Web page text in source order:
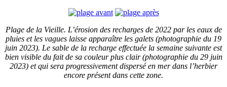
Plage de la Vieille. L’érosion des recharges de 2022 par les eaux de
pluies et les vagues laisse apparaître les galets (photographie du 19
juin 2023). Le sable de la recharge effectuée la semaine suivante est
bien visible du fait de sa couleur plus clair (photographie du 29 juin
2023) et qui sera progressivement dispersé en mer dans l’herbier
encore présent dans cette zone.